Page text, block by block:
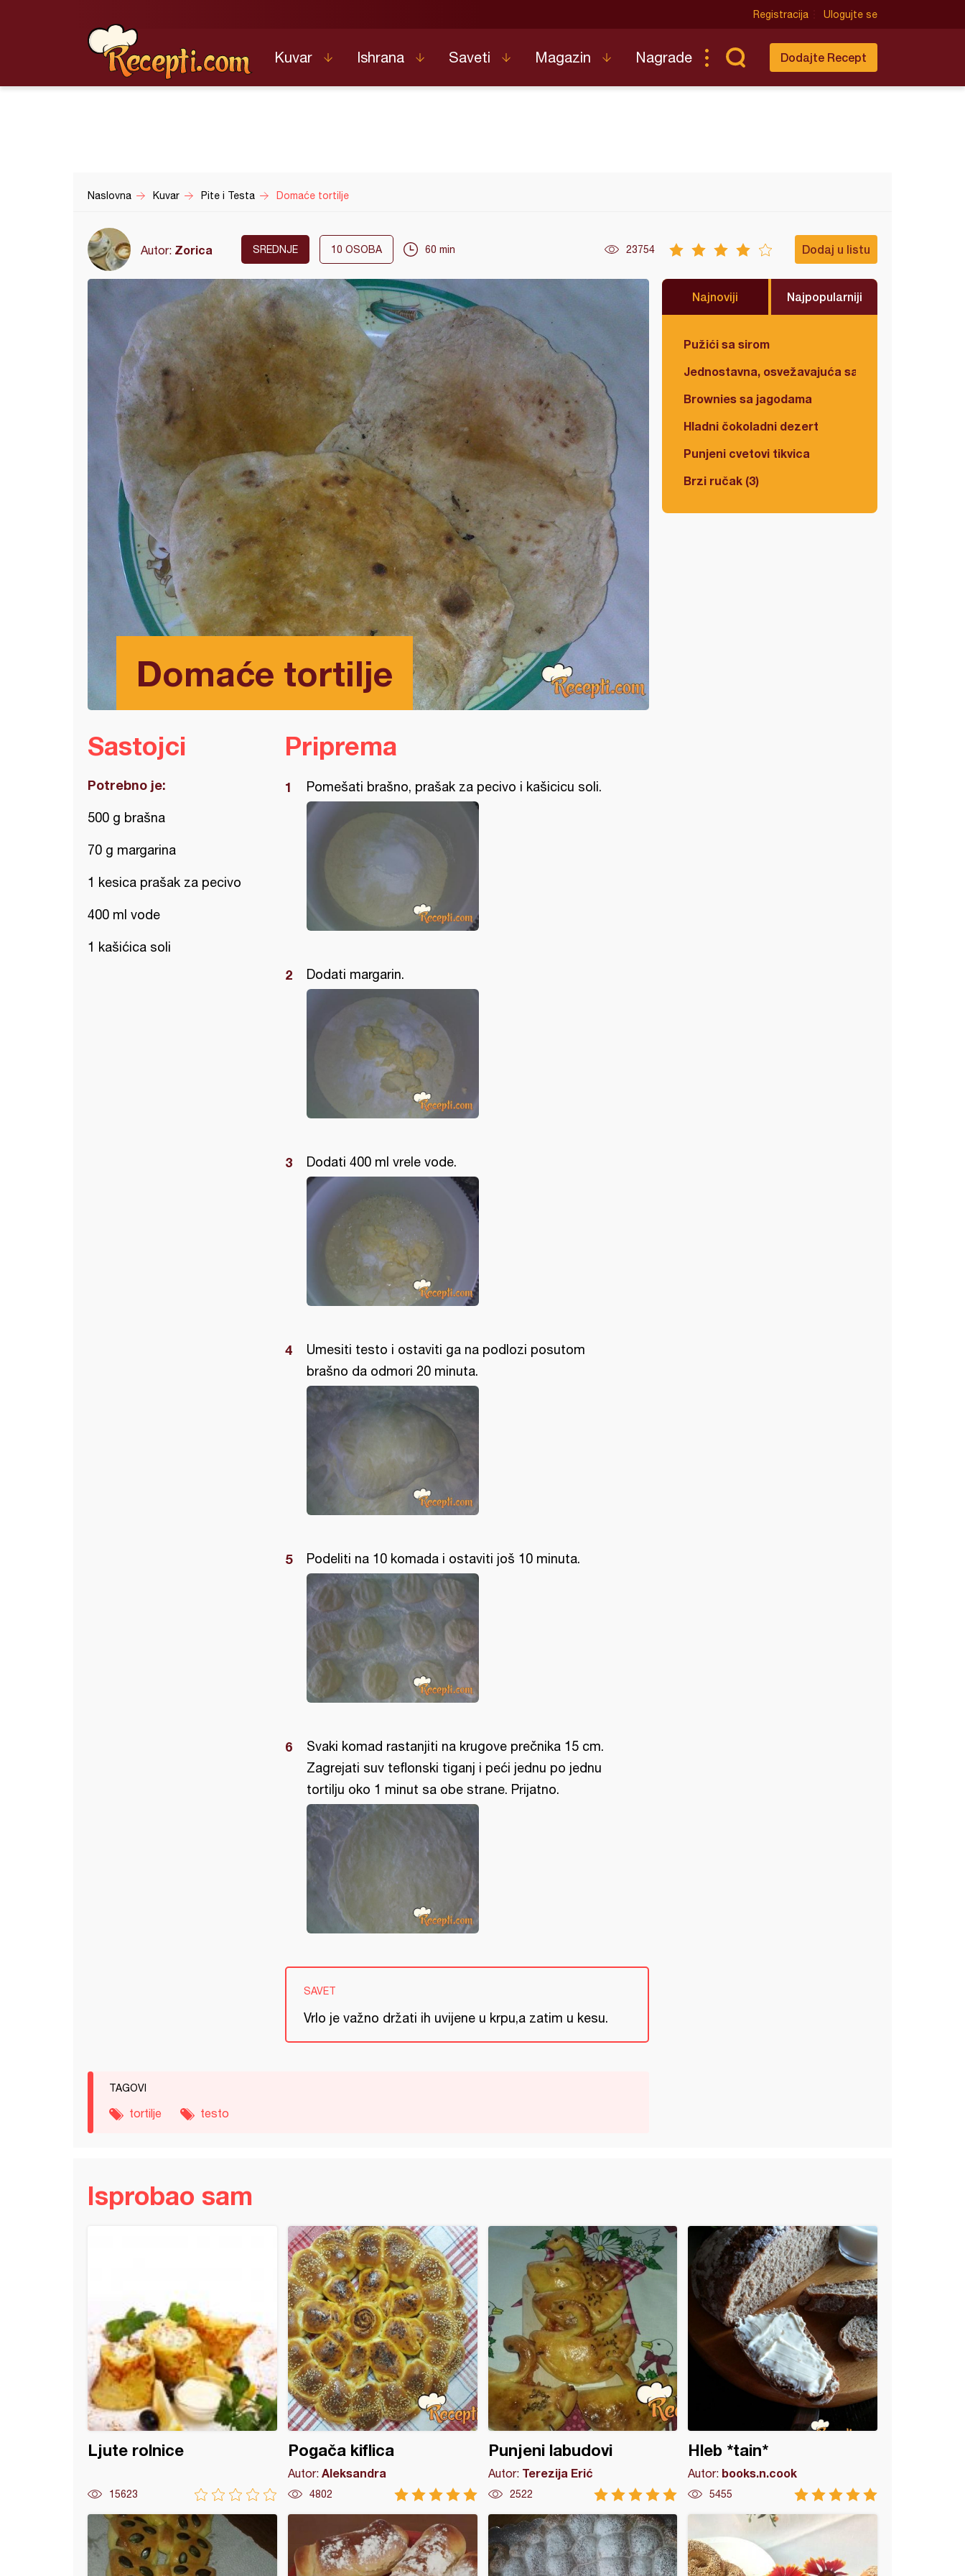
Registracija Ulogujte se
Kuvar Ishrana Saveti Magazin Nagrade Dodajte Recept
Naslovna Kuvar Pite i Testa Domaće tortilje
Autor: Zorica SREDNJE 10 OSOBA 60 min 23754 Dodaj u listu
Domaće tortilje
Najnoviji Najpopularniji
Pužići sa sirom
Jednostavna, osvežavajuća salata
Brownies sa jagodama
Hladni čokoladni dezert
Punjeni cvetovi tikvica
Brzi ručak (3)
Sastojci
Potrebno je:
500 g brašna
70 g margarina
1 kesica prašak za pecivo
400 ml vode
1 kašićica soli
Priprema
Pomešati brašno, prašak za pecivo i kašicicu soli.
Dodati margarin.
Dodati 400 ml vrele vode.
Umesiti testo i ostaviti ga na podlozi posutom
brašno da odmori 20 minuta.
Podeliti na 10 komada i ostaviti još 10 minuta.
Svaki komad rastanjiti na krugove prečnika 15 cm.
Zagrejati suv teflonski tiganj i peći jednu po jednu
tortilju oko 1 minut sa obe strane. Prijatno.
SAVET
Vrlo je važno držati ih uvijene u krpu,a zatim u kesu.
TAGOVI
tortilje testo
Isprobao sam
Ljute rolnice
15623
Pogača kiflica
Autor: Aleksandra
4802
Punjeni labudovi
Autor: Terezija Erić
2522
Hleb *tain*
Autor: books.n.cook
5455